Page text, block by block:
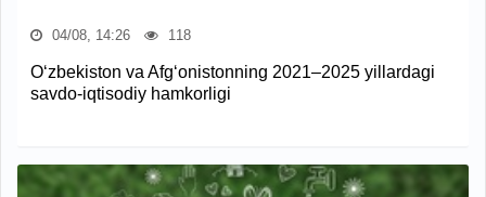
04/08, 14:26 118
O‘zbekiston va Afg‘onistonning 2021–2025 yillardagi
savdo-iqtisodiy hamkorligi